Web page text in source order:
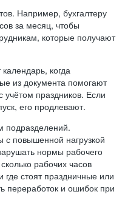
Например, бухгалтеру
за месяц, чтобы
которые получают
когда
из документа помогают
учётом праздников. Если
его продлевают.
подразделений.
с повышенной нагрузкой
нормы рабочего
рабочих часов
стоят праздничные или
переработок и ошибок при